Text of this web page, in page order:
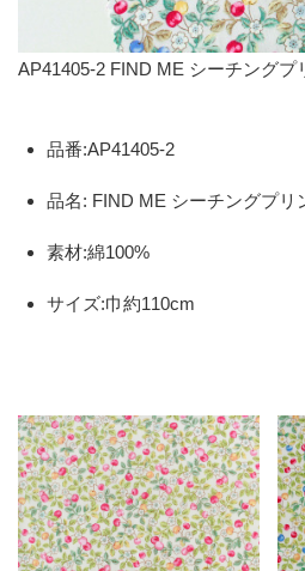
AP41405-2 FIND ME シーチングプ
品番:AP41405-2
品名: FIND ME シーチングプリ
素材:綿100%
サイズ:巾約110cm